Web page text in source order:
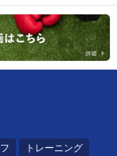
トレーニング